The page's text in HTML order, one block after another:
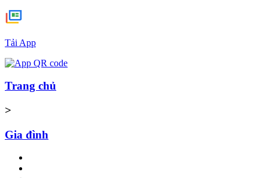
Tải App
Trang chủ
>
Gia đình